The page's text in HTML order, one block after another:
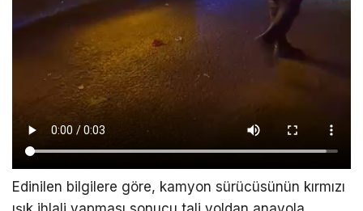
Edinilen bilgilere göre, kamyon sürücüsünün kırmızı